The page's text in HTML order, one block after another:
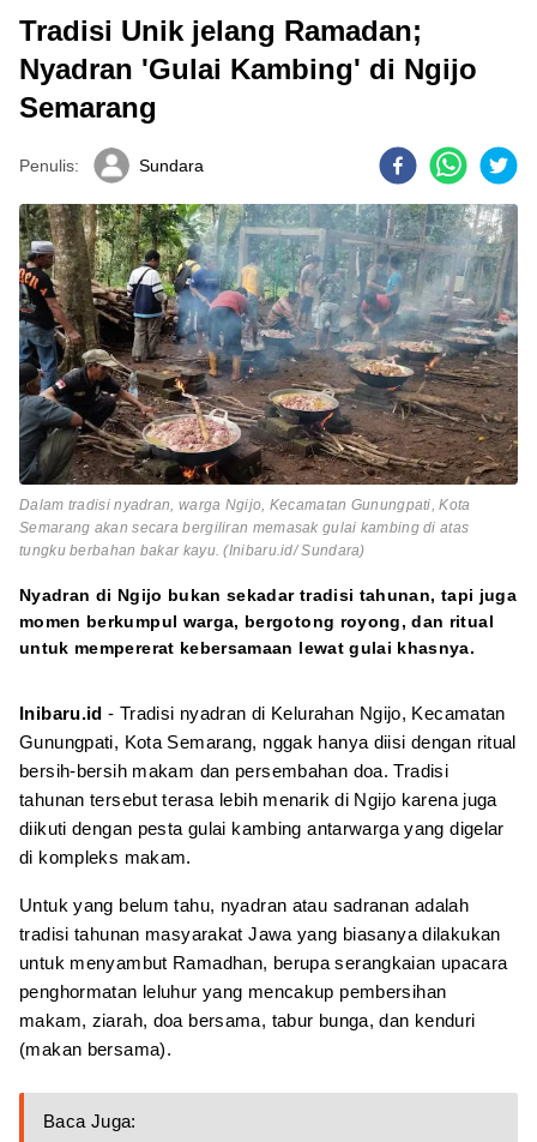
Tradisi Unik jelang Ramadan;
Nyadran 'Gulai Kambing' di Ngijo
Semarang
Penulis: Sundara
Dalam tradisi nyadran, warga Ngijo, Kecamatan Gunungpati, Kota
Semarang akan secara bergiliran memasak gulai kambing di atas
tungku berbahan bakar kayu. (Inibaru.id/ Sundara)
Nyadran di Ngijo bukan sekadar tradisi tahunan, tapi juga
momen berkumpul warga, bergotong royong, dan ritual
untuk mempererat kebersamaan lewat gulai khasnya.
Inibaru.id- Tradisi nyadran di Kelurahan Ngijo, Kecamatan
Gunungpati, Kota Semarang, nggak hanya diisi dengan ritual
bersih-bersih makam dan persembahan doa. Tradisi
tahunan tersebut terasa lebih menarik di Ngijo karena juga
diikuti dengan pesta gulai kambing antarwarga yang digelar
di kompleks makam.
Untuk yang belum tahu, nyadran atau sadranan adalah
tradisi tahunan masyarakat Jawa yang biasanya dilakukan
untuk menyambut Ramadhan, berupa serangkaian upacara
penghormatan leluhur yang mencakup pembersihan
makam, ziarah, doa bersama, tabur bunga, dan kenduri
(makan bersama).
Baca Juga: